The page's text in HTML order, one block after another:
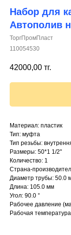
(700) 730-70-
Набор для
Автополив
ТоргПромПласт
110054530
42000,00 тг.
Материал: пластик
Тип: муфта
Тип резьбы:
Размеры: 50*1 1/2"
Количество: 1
Страна-
Диаметр трубы: 50.0
Длина: 105.0 мм
Угол: 90.0 °
Рабочее давление
Рабочая